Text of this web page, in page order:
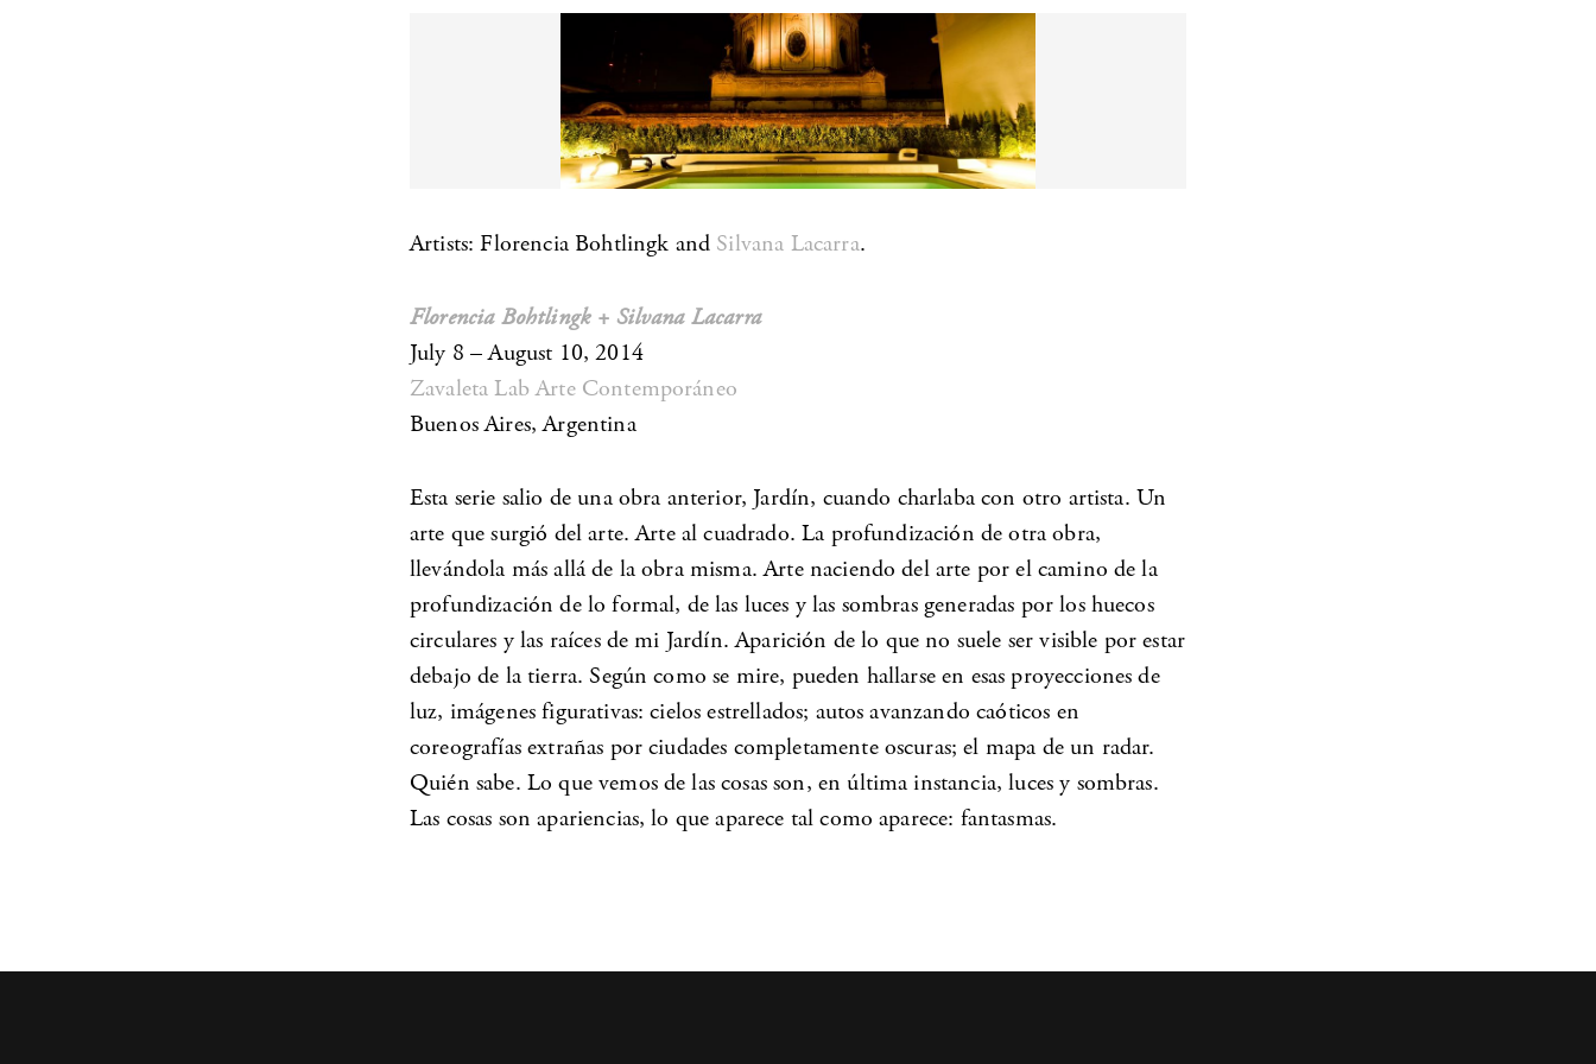
Artists: Florencia Bohtlingk and Silvana Lacarra.
Florencia Bohtlingk + Silvana Lacarra
July 8 – August 10, 2014
Zavaleta Lab Arte Contemporáneo
Buenos Aires, Argentina
Esta serie salio de una obra anterior, Jardín, cuando charlaba con otro artista. Un
arte que surgió del arte. Arte al cuadrado. La profundización de otra obra,
llevándola más allá de la obra misma. Arte naciendo del arte por el camino de la
profundización de lo formal, de las luces y las sombras generadas por los huecos
circulares y las raíces de mi Jardín. Aparición de lo que no suele ser visible por estar
debajo de la tierra. Según como se mire, pueden hallarse en esas proyecciones de
luz, imágenes figurativas: cielos estrellados; autos avanzando caóticos en
coreografías extrañas por ciudades completamente oscuras; el mapa de un radar.
Quién sabe. Lo que vemos de las cosas son, en última instancia, luces y sombras.
Las cosas son apariencias, lo que aparece tal como aparece: fantasmas.